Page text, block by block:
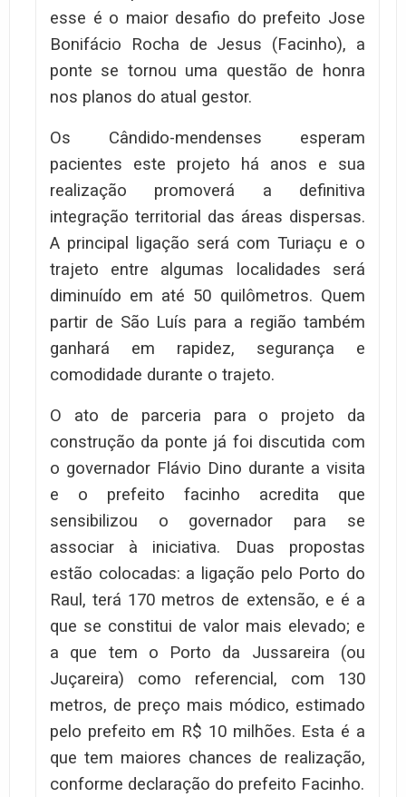
esse é o maior desafio do prefeito Jose
Bonifácio Rocha de Jesus (Facinho), a
ponte se tornou uma questão de honra
nos planos do atual gestor.
Os Cândido-mendenses esperam
pacientes este projeto há anos e sua
realização promoverá a definitiva
integração territorial das áreas dispersas.
A principal ligação será com Turiaçu e o
trajeto entre algumas localidades será
diminuído em até 50 quilômetros. Quem
partir de São Luís para a região também
ganhará em rapidez, segurança e
comodidade durante o trajeto.
O ato de parceria para o projeto da
construção da ponte já foi discutida com
o governador Flávio Dino durante a visita
e o prefeito facinho acredita que
sensibilizou o governador para se
associar à iniciativa. Duas propostas
estão colocadas: a ligação pelo Porto do
Raul, terá 170 metros de extensão, e é a
que se constitui de valor mais elevado; e
a que tem o Porto da Jussareira (ou
Juçareira) como referencial, com 130
metros, de preço mais módico, estimado
pelo prefeito em R$ 10 milhões. Esta é a
que tem maiores chances de realização,
conforme declaração do prefeito Facinho.